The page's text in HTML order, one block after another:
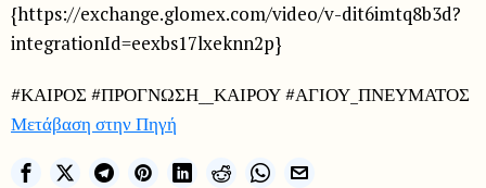
{https://exchange.glomex.com/video/v-dit6imtq8b3d?
integrationId=eexbs17lxeknn2p}
#ΚΑΙΡΟΣ #ΠΡΟΓΝΩΣΗ__ΚΑΙΡΟΥ #ΑΓΙΟΥ_ΠΝΕΥΜΑΤΟΣ
Μετάβαση στην Πηγή